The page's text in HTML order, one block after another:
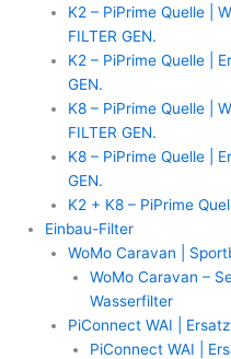
K2 – PiPrime Quelle |
FILTER GEN.
K2 – PiPrime Quelle |
GEN.
K8 – PiPrime Quelle |
FILTER GEN.
K8 – PiPrime Quelle |
GEN.
K2 + K8 – PiPrime
Einbau-Filter
WoMo Caravan |
WoMo Caravan –
Wasserfilter
PiConnect WAI |
PiConnect WAI |